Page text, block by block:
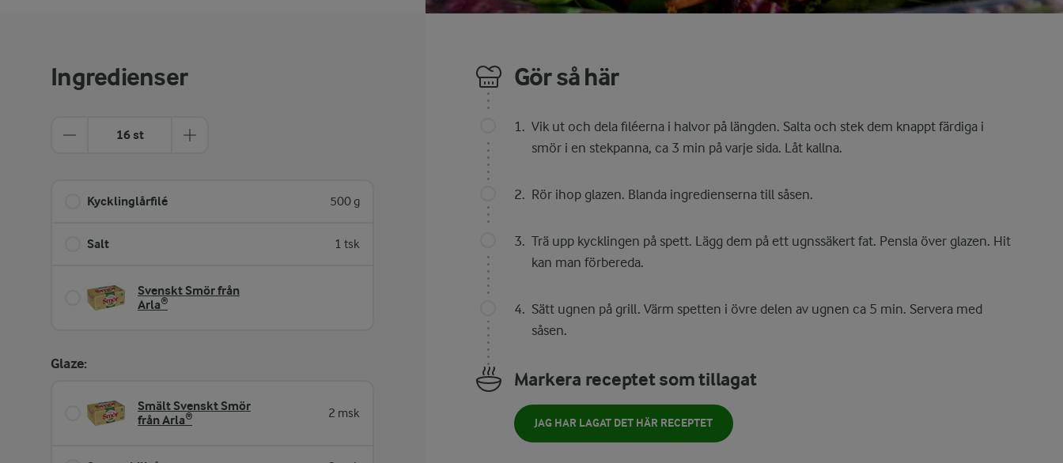
Ingredienser
16 st
Kycklinglårfilé 500 g
Salt 1 tsk
Svenskt Smör från
Arla®
Glaze:
Smält Svenskt Smör
från Arla®
2 msk
Gör så här
Vik ut och dela filéerna i halvor på längden. Salta och stek dem knappt färdiga i
smör i en stekpanna, ca 3 min på varje sida. Låt kallna.
Rör ihop glazen. Blanda ingredienserna till såsen.
Trä upp kycklingen på spett. Lägg dem på ett ugnssäkert fat. Pensla över glazen. Hit
kan man förbereda.
Sätt ugnen på grill. Värm spetten i övre delen av ugnen ca 5 min. Servera med
såsen.
Markera receptet som tillagat
JAG HAR LAGAT DET HÄR RECEPTET